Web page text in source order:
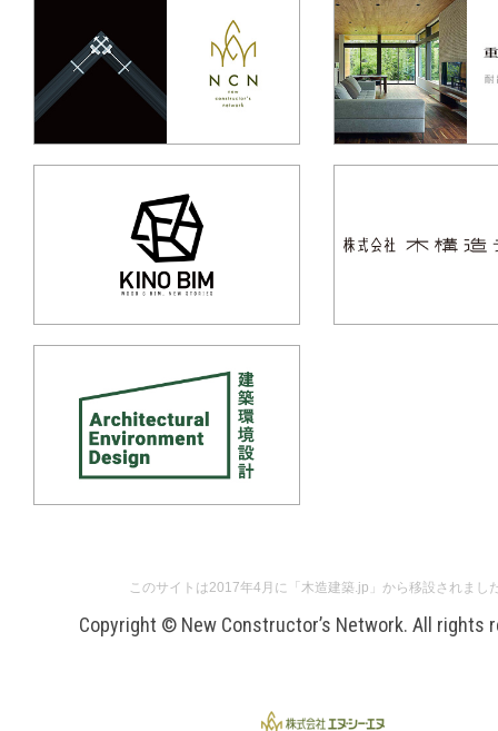
このサイトは2017年4月に「木造建築.jp」から移設されまし
Copyright © New Constructor’s Network. All rights